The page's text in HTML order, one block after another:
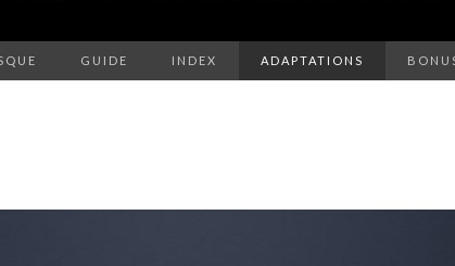
GUIDE INDEX ADAPTATIONS